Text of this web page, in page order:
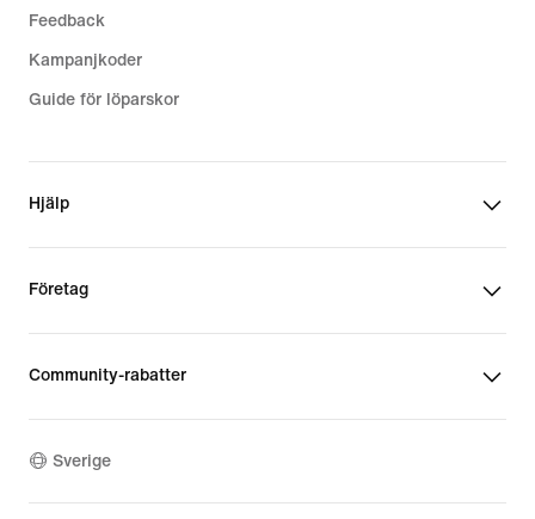
Feedback
Kampanjkoder
Guide för löparskor
Hjälp
Företag
Community-rabatter
Sverige